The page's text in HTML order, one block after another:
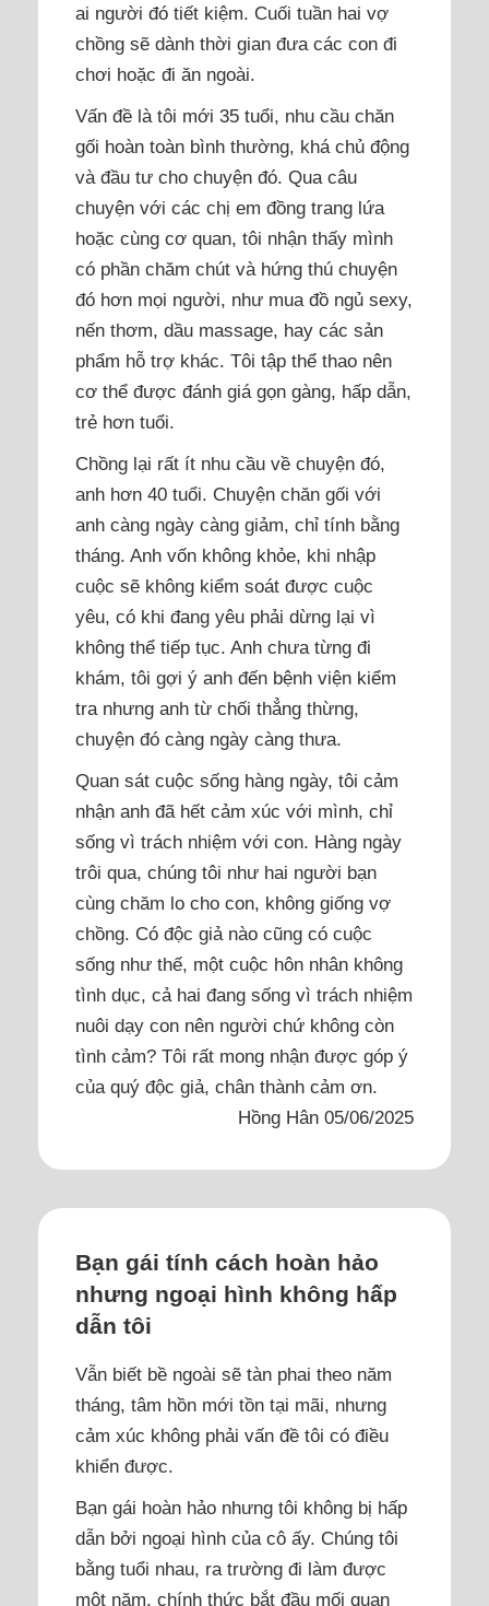
ai người đó tiết kiệm. Cuối tuần hai vợ
chồng sẽ dành thời gian đưa các con đi
chơi hoặc đi ăn ngoài.
Vấn đề là tôi mới 35 tuổi, nhu cầu chăn
gối hoàn toàn bình thường, khá chủ động
và đầu tư cho chuyện đó. Qua câu
chuyện với các chị em đồng trang lứa
hoặc cùng cơ quan, tôi nhận thấy mình
có phần chăm chút và hứng thú chuyện
đó hơn mọi người, như mua đồ ngủ sexy,
nến thơm, dầu massage, hay các sản
phẩm hỗ trợ khác. Tôi tập thể thao nên
cơ thể được đánh giá gọn gàng, hấp dẫn,
trẻ hơn tuổi.
Chồng lại rất ít nhu cầu về chuyện đó,
anh hơn 40 tuổi. Chuyện chăn gối với
anh càng ngày càng giảm, chỉ tính bằng
tháng. Anh vốn không khỏe, khi nhập
cuộc sẽ không kiểm soát được cuộc
yêu, có khi đang yêu phải dừng lại vì
không thể tiếp tục. Anh chưa từng đi
khám, tôi gợi ý anh đến bệnh viện kiểm
tra nhưng anh từ chối thẳng thừng,
chuyện đó càng ngày càng thưa.
Quan sát cuộc sống hàng ngày, tôi cảm
nhận anh đã hết cảm xúc với mình, chỉ
sống vì trách nhiệm với con. Hàng ngày
trôi qua, chúng tôi như hai người bạn
cùng chăm lo cho con, không giống vợ
chồng. Có độc giả nào cũng có cuộc
sống như thế, một cuộc hôn nhân không
tình dục, cả hai đang sống vì trách nhiệm
nuôi dạy con nên người chứ không còn
tình cảm? Tôi rất mong nhận được góp ý
của quý độc giả, chân thành cảm ơn.
Hồng Hân 05/06/2025
Bạn gái tính cách hoàn hảo
nhưng ngoại hình không hấp
dẫn tôi
Vẫn biết bề ngoài sẽ tàn phai theo năm
tháng, tâm hồn mới tồn tại mãi, nhưng
cảm xúc không phải vấn đề tôi có điều
khiển được.
Bạn gái hoàn hảo nhưng tôi không bị hấp
dẫn bởi ngoại hình của cô ấy. Chúng tôi
bằng tuổi nhau, ra trường đi làm được
một năm, chính thức bắt đầu mối quan